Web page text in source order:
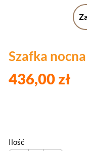
Szafka
436,00 zł
Ilość